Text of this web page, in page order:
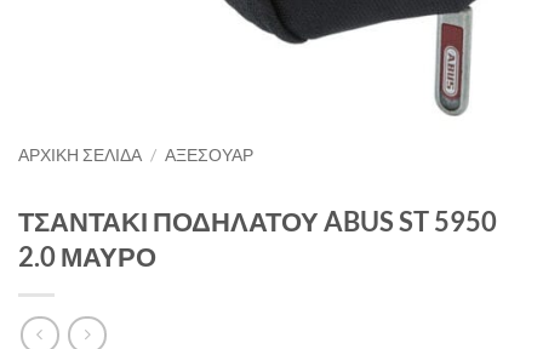
ΑΡΧΙΚΉ ΣΕΛΊΔΑ / ΑΞΕΣΟΥΑΡ
ΤΣΑΝΤΑΚΙ ΠΟΔΗΛΑΤΟΥ ABUS ST 5950
2.0 ΜΑΥΡΟ